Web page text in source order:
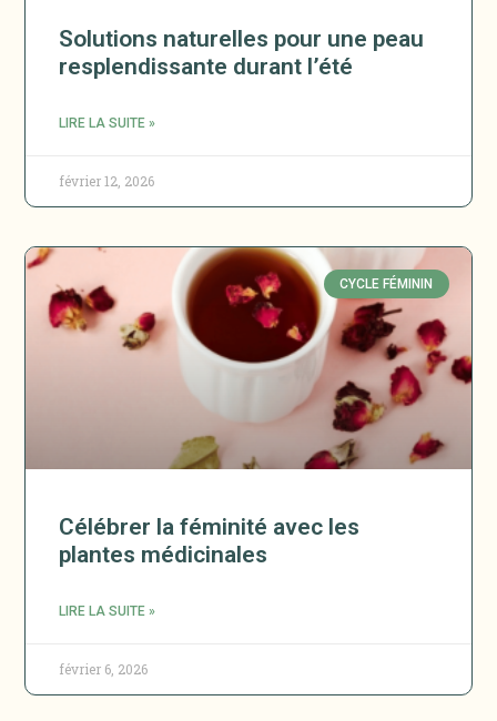
Solutions naturelles pour une peau
resplendissante durant l’été
LIRE LA SUITE »
février 12, 2026
CYCLE FÉMININ
Célébrer la féminité avec les
plantes médicinales
LIRE LA SUITE »
février 6, 2026